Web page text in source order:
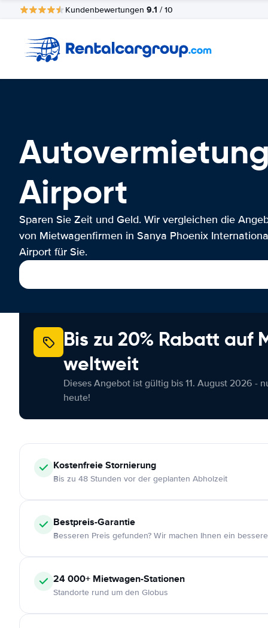
Kundenbewertungen 9.1 / 10
Airport
Sparen Sie Zeit und Geld. Wir vergleichen die
von Mietwagenfirmen in Sanya Phoenix
Airport für Sie.
Bis zu 20% Rabatt auf
weltweit
Dieses Angebot ist gültig bis 11. August 2026 -
heute!
KostenfreieStornierung
Bis zu 48 Stunden vor der geplanten Abholzeit
Bestpreis-Garantie
Besseren Preis gefunden? Wir machen Ihnen ein
24 000+ Mietwagen-Stationen
Standorte rund um den Globus